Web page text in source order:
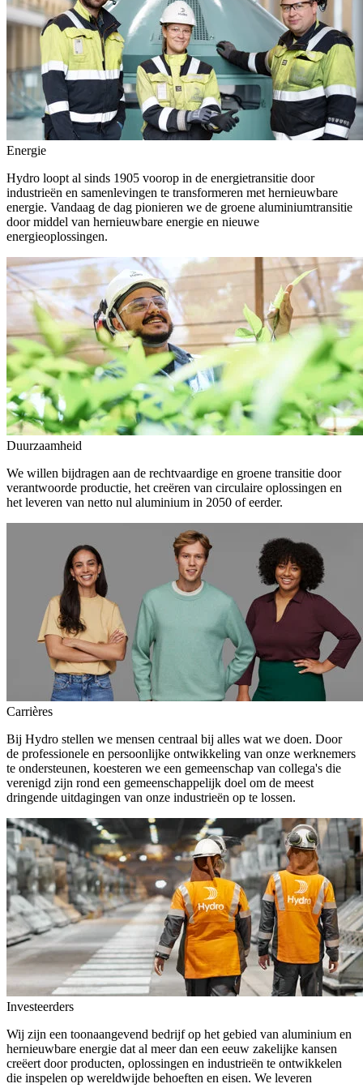
Energie
Hydro loopt al sinds 1905 voorop in de energietransitie door
industrieën en samenlevingen te transformeren met hernieuwbare
energie. Vandaag de dag pionieren we de groene aluminiumtransitie
door middel van hernieuwbare energie en nieuwe
energieoplossingen.
Duurzaamheid
We willen bijdragen aan de rechtvaardige en groene transitie door
verantwoorde productie, het creëren van circulaire oplossingen en
het leveren van netto nul aluminium in 2050 of eerder.
Carrières
Bij Hydro stellen we mensen centraal bij alles wat we doen. Door
de professionele en persoonlijke ontwikkeling van onze werknemers
te ondersteunen, koesteren we een gemeenschap van collega's die
verenigd zijn rond een gemeenschappelijk doel om de meest
dringende uitdagingen van onze industrieën op te lossen.
Investeerders
Wij zijn een toonaangevend bedrijf op het gebied van aluminium en
hernieuwbare energie dat al meer dan een eeuw zakelijke kansen
creëert door producten, oplossingen en industrieën te ontwikkelen
die inspelen op wereldwijde behoeften en eisen. We leveren